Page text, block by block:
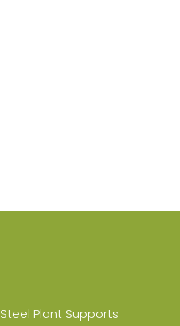
Steel Plant Supports